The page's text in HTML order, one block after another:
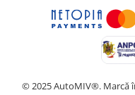
© 2025 AutoMIV®. Marcă